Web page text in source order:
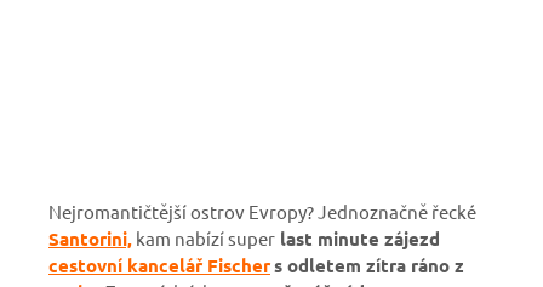
Nejromantičtější ostrov Evropy? Jednoznačně řecké
Santorini, kam nabízí super last minute zájezd
cestovní kancelář Fischers odletem zítra ráno z